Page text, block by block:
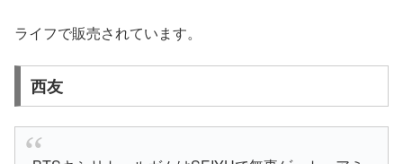
ライフで販売されています。
西友